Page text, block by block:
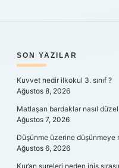
SIDEBAR
SON YAZILAR
Kuvvet nedir ilkokul 3. sınıf ?
Ağustos 8, 2026
Matlaşan bardaklar nasıl
Ağustos 7, 2026
Düşünme üzerine düşünmeye
Ağustos 6, 2026
Kur’an sureleri neden iniş